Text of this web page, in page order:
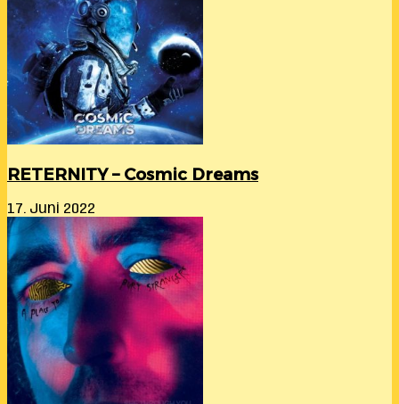
RETERNITY – Cosmic Dreams
17. Juni 2022